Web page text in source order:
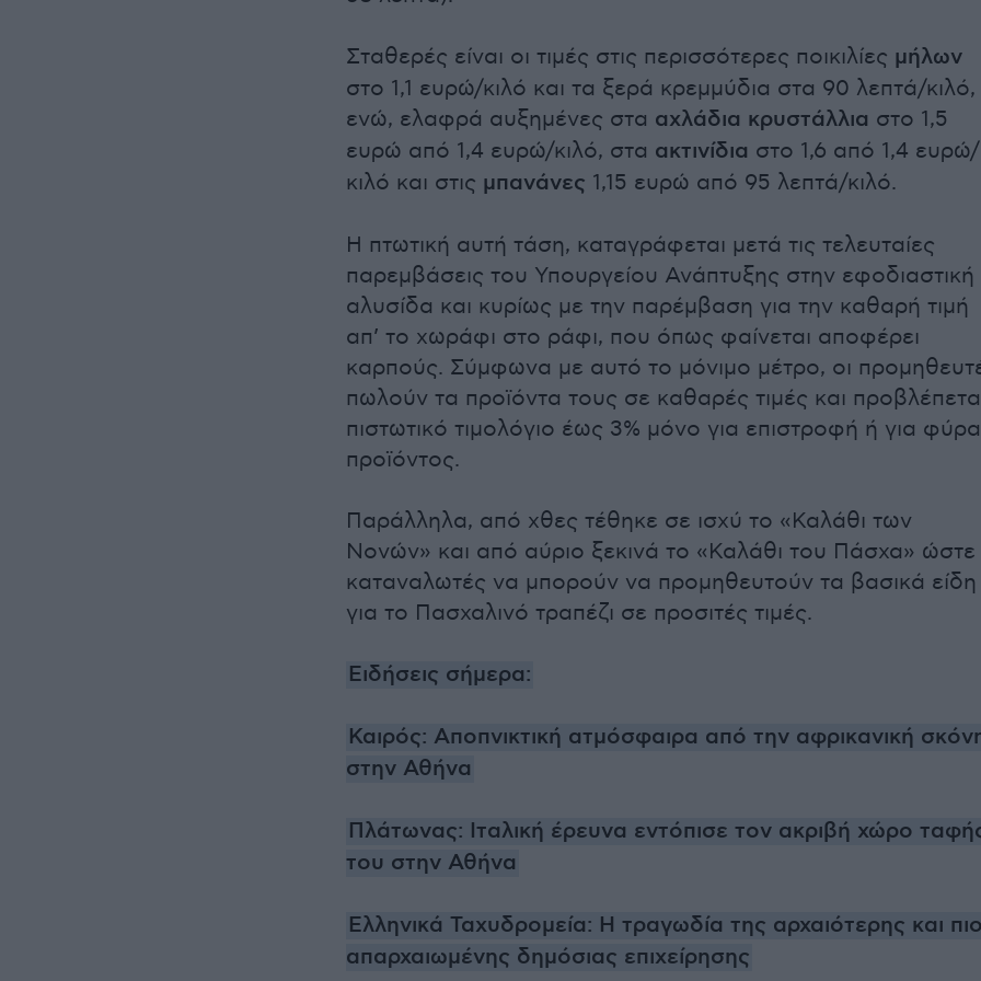
Σταθερές είναι οι τιμές στις περισσότερες ποικιλίες μήλων
στο 1,1 ευρώ/κιλό και τα ξερά κρεμμύδια στα 90 λεπτά/κιλό,
ενώ, ελαφρά αυξημένες στα αχλάδια κρυστάλλια στο 1,5
ευρώ από 1,4 ευρώ/κιλό, στα ακτινίδια στο 1,6 από 1,4 ευρώ/
κιλό και στις μπανάνες 1,15 ευρώ από 95 λεπτά/κιλό.
Η πτωτική αυτή τάση, καταγράφεται μετά τις τελευταίες
παρεμβάσεις του Υπουργείου Ανάπτυξης στην εφοδιαστική
αλυσίδα και κυρίως με την παρέμβαση για την καθαρή τιμή
απ’ το χωράφι στο ράφι, που όπως φαίνεται αποφέρει
καρπούς. Σύμφωνα με αυτό το μόνιμο μέτρο, οι
πωλούν τα προϊόντα τους σε καθαρές τιμές και
πιστωτικό τιμολόγιο έως 3% μόνο για επιστροφή ή για φύρα
προϊόντος.
Παράλληλα, από χθες τέθηκε σε ισχύ το «Καλάθι των
Νονών» και από αύριο ξεκινά το «Καλάθι του Πάσχα» ώστε
καταναλωτές να μπορούν να προμηθευτούν τα βασικά είδη
για το Πασχαλινό τραπέζι σε προσιτές τιμές.
Ειδήσεις σήμερα:
Καιρός: Αποπνικτική ατμόσφαιρα από την αφρικανική
στην Αθήνα
Πλάτωνας: Ιταλική έρευνα εντόπισε τον ακριβή χώρο
του στην Αθήνα
Ελληνικά Ταχυδρομεία: Η τραγωδία της αρχαιότερης και
απαρχαιωμένης δημόσιας επιχείρησης